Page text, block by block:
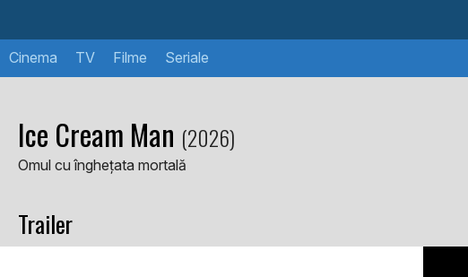
Cinema TV Filme Seriale
Ice Cream Man (2026)
Omul cu înghețata mortală
Trailer